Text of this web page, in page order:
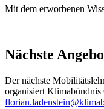
Mit dem erworbenen
Nächste
Der nächste
organisiert Klimabündnis